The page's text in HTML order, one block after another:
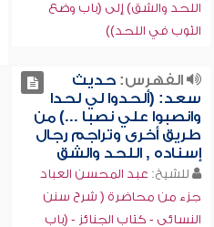
اللحد والشق) إلى (باب وضع
الثوب في اللحد))
الفهرس:حديث
سعد: (ألحدوا لي لحدا
وانصبوا علي نصبا ...) من
طريق أخرى وتراجم رجال
إسناده , اللحد والشق
للشيخ: عبد المحسن العباد
جزء من محاضرة ( شرح سنن
النسائي - كتاب الجنائز - (باب